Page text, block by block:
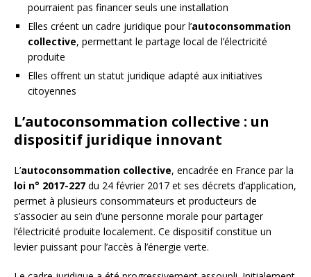
pourraient pas financer seuls une installation
Elles créent un cadre juridique pour l’autoconsommation
collective, permettant le partage local de l’électricité
produite
Elles offrent un statut juridique adapté aux initiatives
citoyennes
L’autoconsommation collective : un
dispositif juridique innovant
L’autoconsommation collective, encadrée en France par la
loi n° 2017-227 du 24 février 2017 et ses décrets d’application,
permet à plusieurs consommateurs et producteurs de
s’associer au sein d’une personne morale pour partager
l’électricité produite localement. Ce dispositif constitue un
levier puissant pour l’accès à l’énergie verte.